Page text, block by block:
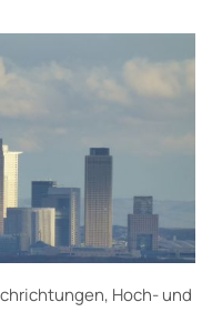
Hoch- und